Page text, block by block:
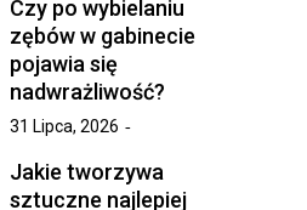
Czy po wybielaniu
zębów w gabinecie
pojawia się
nadwrażliwość?
31 Lipca, 2026
Jakie tworzywa
sztuczne najlepiej